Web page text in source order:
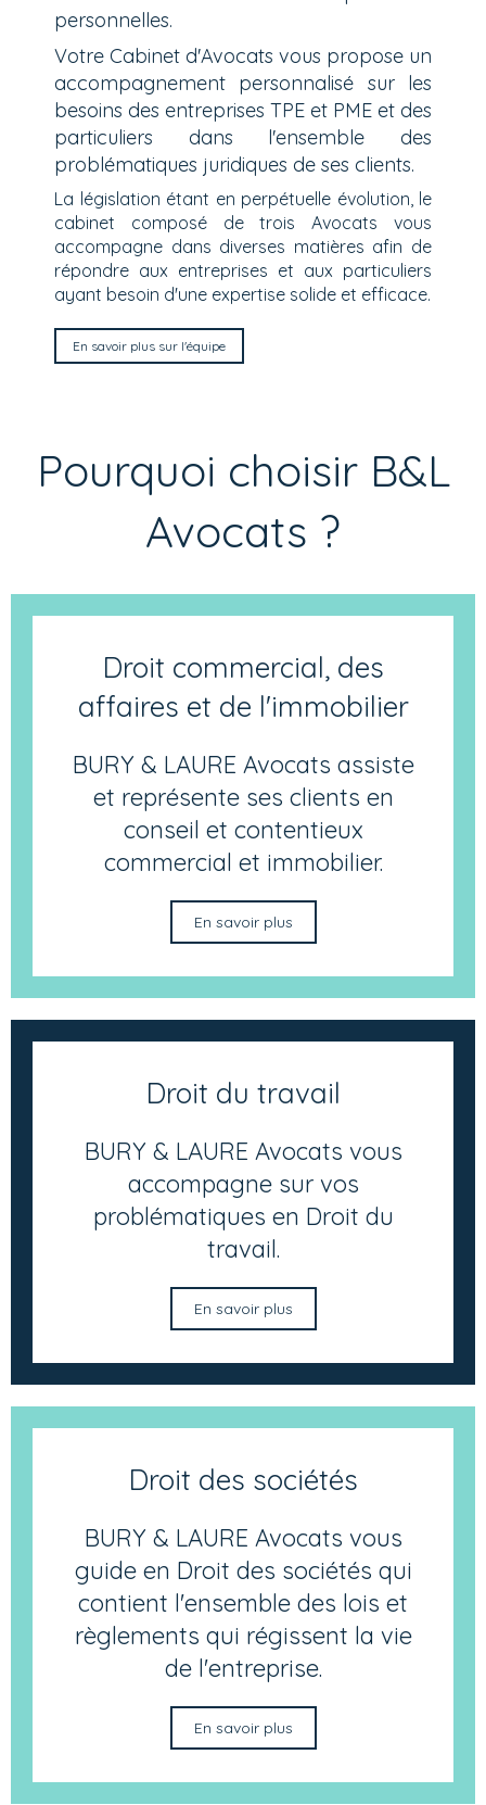
personnelles.
Votre Cabinet d'Avocats vous propose un
accompagnement personnalisé sur les
besoins des entreprises TPE et PME et des
particuliers dans l'ensemble des
problématiques juridiques de ses clients.
La législation étant en perpétuelle évolution, le
cabinet composé de trois Avocats vous
accompagne dans diverses matières afin de
répondre aux entreprises et aux particuliers
ayant besoin d'une expertise solide et efficace.
En savoir plus sur l'équipe
Pourquoi choisir B&L
Avocats ?
Droit commercial, des
affaires et de l'immobilier
BURY & LAURE Avocats assiste
et représente ses clients en
conseil et contentieux
commercial et immobilier.
En savoir plus
Droit du travail
BURY & LAURE Avocats vous
accompagne sur vos
problématiques en Droit du
travail.
En savoir plus
Droit des sociétés
BURY & LAURE Avocats vous
guide en Droit des sociétés qui
contient l'ensemble des lois et
règlements qui régissent la vie
de l'entreprise.
En savoir plus